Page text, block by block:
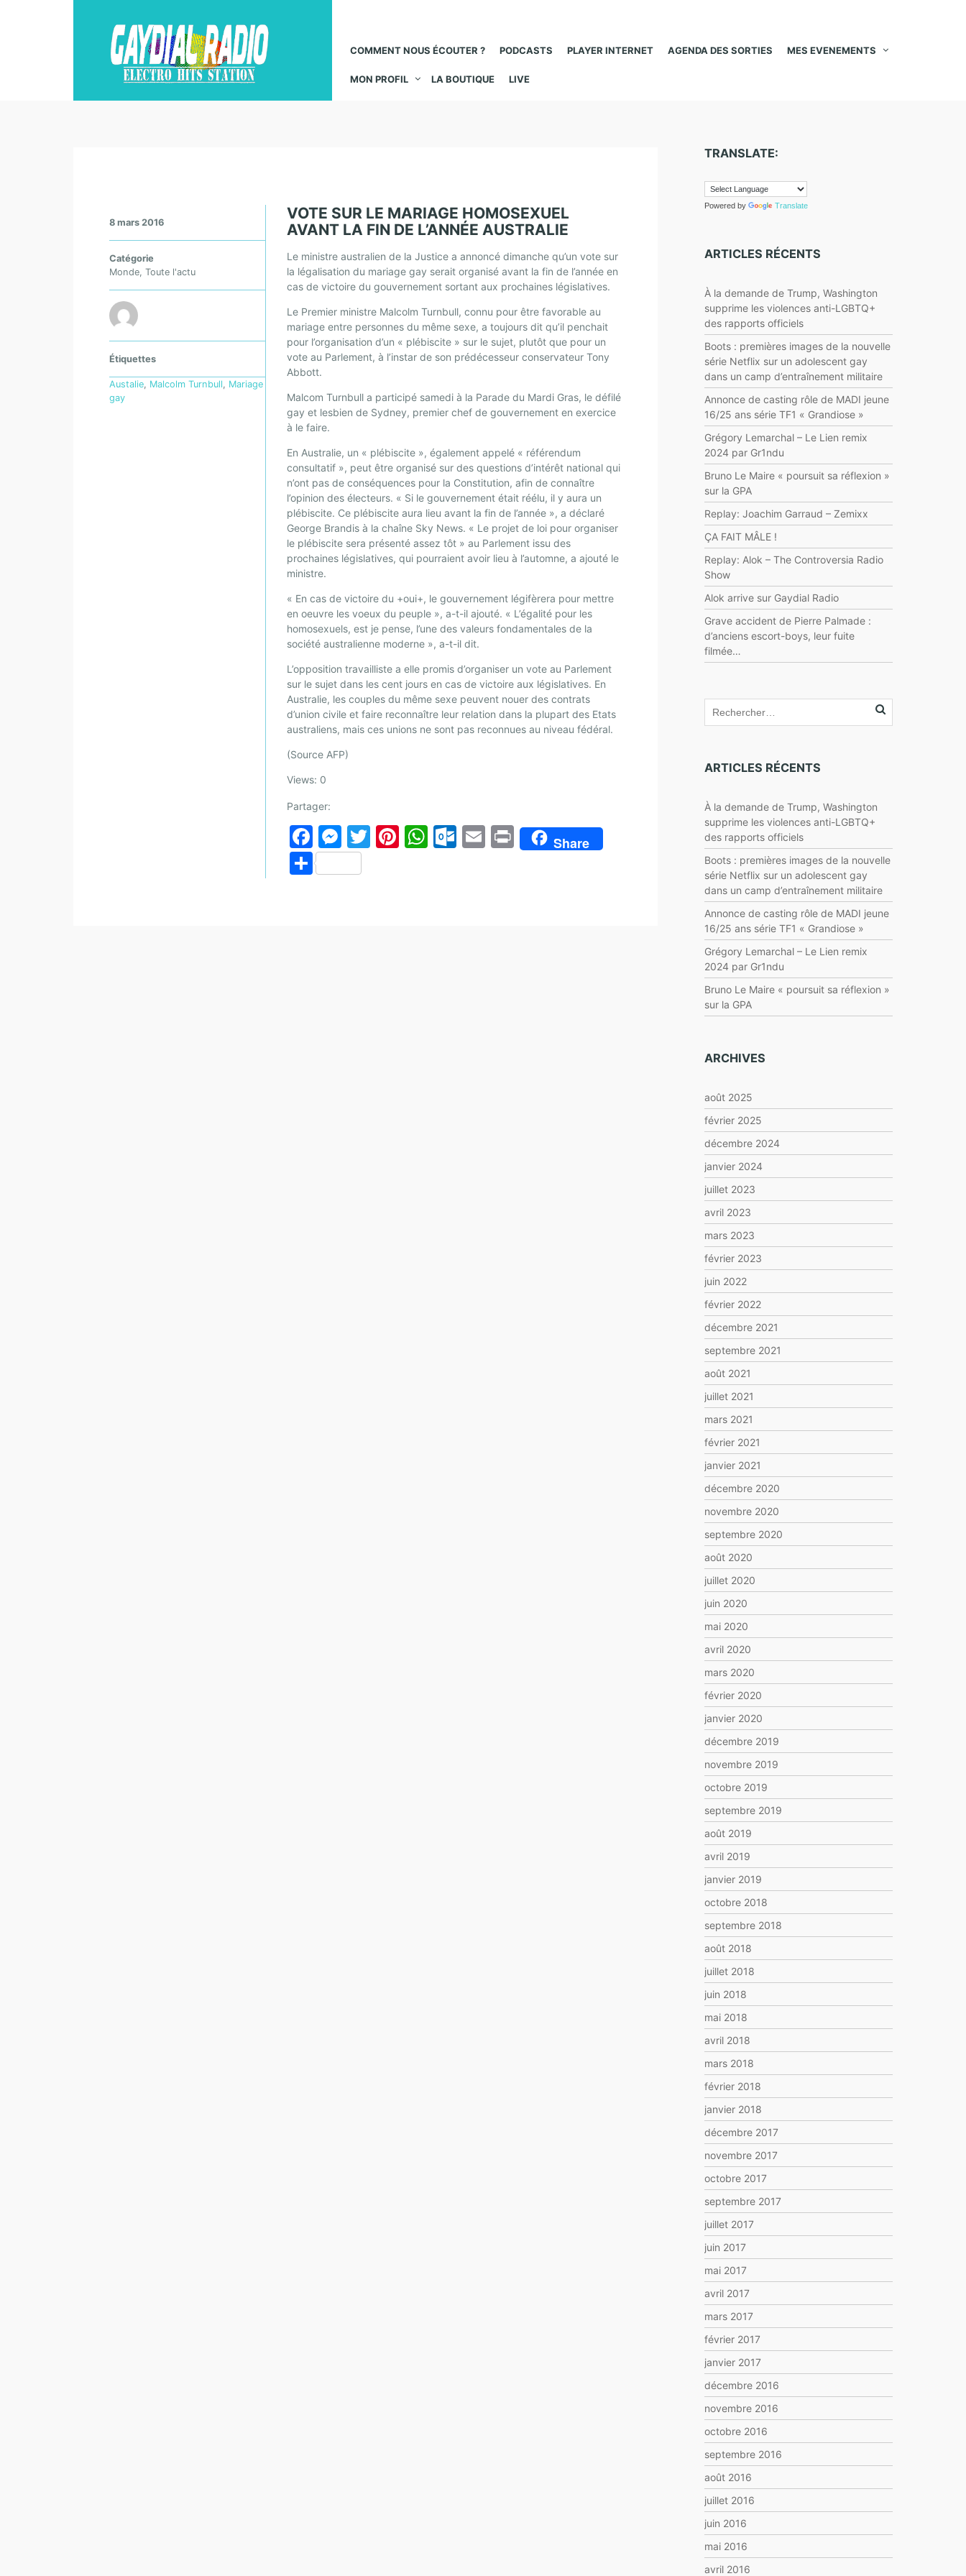
COMMENT NOUS ÉCOUTER ? PODCASTS PLAYER INTERNET AGENDA DES SORTIES MES EVENEMENTS
MON PROFIL LA BOUTIQUE LIVE
VOTE SUR LE MARIAGE HOMOSEXUEL
AVANT LA FIN DE L’ANNÉE AUSTRALIE
Le ministre australien de la Justice a annoncé dimanche qu’un vote sur
la légalisation du mariage gay serait organisé avant la fin de l’année en
cas de victoire du gouvernement sortant aux prochaines législatives.
Le Premier ministre Malcolm Turnbull, connu pour être favorable au
mariage entre personnes du même sexe, a toujours dit qu’il penchait
pour l’organisation d’un « plébiscite » sur le sujet, plutôt que pour un
vote au Parlement, à l’instar de son prédécesseur conservateur Tony
Abbott.
Malcom Turnbull a participé samedi à la Parade du Mardi Gras, le défilé
gay et lesbien de Sydney, premier chef de gouvernement en exercice
à le faire.
En Australie, un « plébiscite », également appelé « référendum
consultatif », peut être organisé sur des questions d’intérêt national qui
n’ont pas de conséquences pour la Constitution, afin de connaître
l’opinion des électeurs. « Si le gouvernement était réélu, il y aura un
plébiscite. Ce plébiscite aura lieu avant la fin de l’année », a déclaré
George Brandis à la chaîne Sky News. « Le projet de loi pour organiser
le plébiscite sera présenté assez tôt » au Parlement issu des
prochaines législatives, qui pourraient avoir lieu à l’automne, a ajouté le
ministre.
« En cas de victoire du +oui+, le gouvernement légifèrera pour mettre
en oeuvre les voeux du peuple », a-t-il ajouté. « L’égalité pour les
homosexuels, est je pense, l’une des valeurs fondamentales de la
société australienne moderne », a-t-il dit.
L’opposition travailliste a elle promis d’organiser un vote au Parlement
sur le sujet dans les cent jours en cas de victoire aux législatives. En
Australie, les couples du même sexe peuvent nouer des contrats
d’union civile et faire reconnaître leur relation dans la plupart des Etats
australiens, mais ces unions ne sont pas reconnues au niveau fédéral.
(Source AFP)
Views: 0
Partager:
F
a
c
M
e
s
T
Pi W O
E
Pr
in
Share
P
8 mars 2016
Catégorie
Monde, Toute l'actu
Étiquettes
Austalie, Malcolm Turnbull, Mariage
gay
TRANSLATE:
Powered by Translate
ARTICLES RÉCENTS
À la demande de Trump, Washington
supprime les violences anti-LGBTQ+
des rapports officiels
Boots : premières images de la nouvelle
série Netflix sur un adolescent gay
dans un camp d’entraînement militaire
Annonce de casting rôle de MADI jeune
16/25 ans série TF1 « Grandiose »
Grégory Lemarchal – Le Lien remix
2024 par Gr1ndu
Bruno Le Maire « poursuit sa réflexion »
sur la GPA
Replay: Joachim Garraud – Zemixx
ÇA FAIT MÂLE !
Replay: Alok – The Controversia Radio
Show
Alok arrive sur Gaydial Radio
Grave accident de Pierre Palmade :
d’anciens escort-boys, leur fuite
filmée…
ARTICLES RÉCENTS
À la demande de Trump, Washington
supprime les violences anti-LGBTQ+
des rapports officiels
Boots : premières images de la nouvelle
série Netflix sur un adolescent gay
dans un camp d’entraînement militaire
Annonce de casting rôle de MADI jeune
16/25 ans série TF1 « Grandiose »
Grégory Lemarchal – Le Lien remix
2024 par Gr1ndu
Bruno Le Maire « poursuit sa réflexion »
sur la GPA
ARCHIVES
août 2025
février 2025
décembre 2024
janvier 2024
juillet 2023
avril 2023
mars 2023
février 2023
juin 2022
février 2022
décembre 2021
septembre 2021
août 2021
juillet 2021
mars 2021
février 2021
janvier 2021
décembre 2020
novembre 2020
septembre 2020
août 2020
juillet 2020
juin 2020
mai 2020
avril 2020
mars 2020
février 2020
janvier 2020
décembre 2019
novembre 2019
octobre 2019
septembre 2019
août 2019
avril 2019
janvier 2019
octobre 2018
septembre 2018
août 2018
juillet 2018
juin 2018
mai 2018
avril 2018
mars 2018
février 2018
janvier 2018
décembre 2017
novembre 2017
octobre 2017
septembre 2017
juillet 2017
juin 2017
mai 2017
avril 2017
mars 2017
février 2017
janvier 2017
décembre 2016
novembre 2016
octobre 2016
septembre 2016
août 2016
juillet 2016
juin 2016
mai 2016
avril 2016